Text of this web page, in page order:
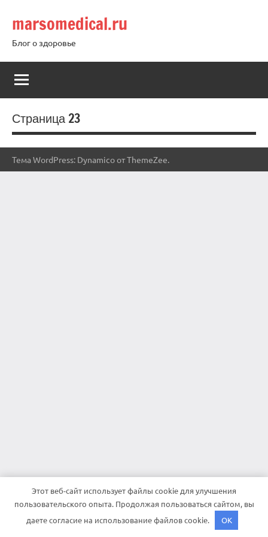
содержимому
marsomedical.ru
Блог о здоровье
Страница 23
Тема WordPress: Dynamico от ThemeZee.
Этот веб-сайт использует файлы cookie для улучшения
пользовательского опыта. Продолжая пользоваться сайтом, вы
даете согласие на использование файлов cookie.
OK